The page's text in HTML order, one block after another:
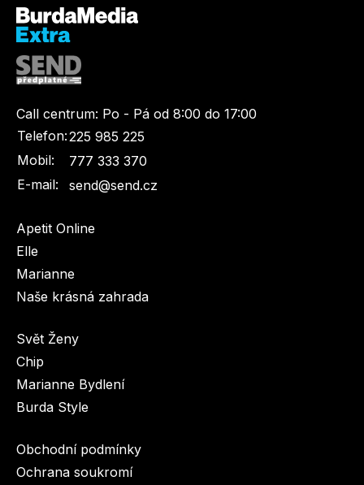
Call centrum: Po - Pá od 8:00 do 17:00
Telefon:225 985 225
Mobil:
777 333 370
E-mail:
send@send.cz
Apetit Online
Elle
Marianne
Naše krásná zahrada
Svět Ženy
Chip
Marianne Bydlení
Burda Style
Obchodní podmínky
Ochrana soukromí